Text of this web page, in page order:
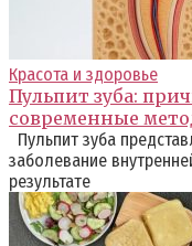
Красота и здоровье
Пульпит зуба:
современные
Пульпит зуба
заболевание
результате